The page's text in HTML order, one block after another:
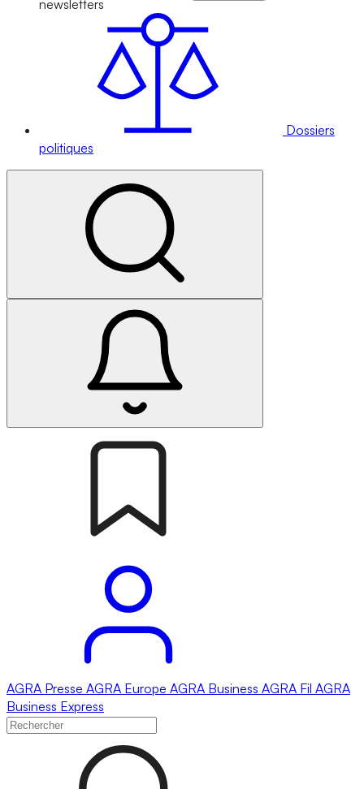
newsletters
Dossiers
politiques
AGRA Presse AGRA Europe AGRA Business AGRA Fil AGRA
Business Express